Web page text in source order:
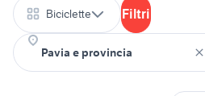
Biciclette Filtri